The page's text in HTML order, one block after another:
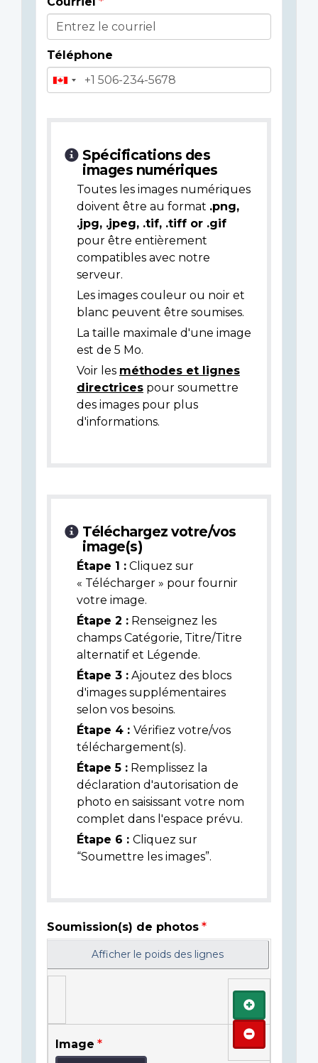
Téléphone
Spécifications des
images numériques
Toutes les images numériques
doivent être au format .png,
.jpg, .jpeg, .tif, .tiff or .gif
pour être entièrement
compatibles avec notre
serveur.
Les images couleur ou noir et
blanc peuvent être soumises.
La taille maximale d'une image
est de 5 Mo.
Voir les méthodes et lignes
directrices pour soumettre
des images pour plus
d'informations.
Téléchargez votre/vos
image(s)
Étape 1 : Cliquez sur
« Télécharger » pour fournir
votre image.
Étape 2 : Renseignez les
champs Catégorie, Titre/Titre
alternatif et Légende.
Étape 3 : Ajoutez des blocs
d'images supplémentaires
selon vos besoins.
Étape 4 : Vérifiez votre/vos
téléchargement(s).
Étape 5 : Remplissez la
déclaration d'autorisation de
photo en saisissant votre nom
complet dans l'espace prévu.
Étape 6 : Cliquez sur
“Soumettre les images”.
Soumission(s) de photos
Afficher le poids des lignes
Image
Ajouter
Retirer